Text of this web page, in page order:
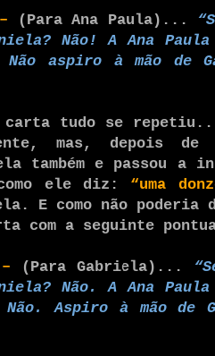
– (Para Ana Paula)...
Não! A Ana
aspiro à mão de
carta tudo se
mas, depois de
também e passou a
ele diz: “uma
E como não
com a seguinte
– (Para Gabriela)...
Não. A Ana
Aspiro à mão de